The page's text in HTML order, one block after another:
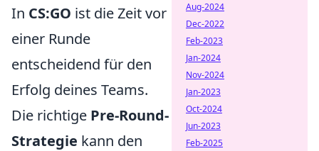
In CS:GO ist die Zeit vor
einer Runde
entscheidend für den
Erfolg deines Teams.
Die richtige Pre-Round-
Strategie kann den
Aug-2024
Dec-2022
Feb-2023
Jan-2024
Nov-2024
Jan-2023
Oct-2024
Jun-2023
Feb-2025